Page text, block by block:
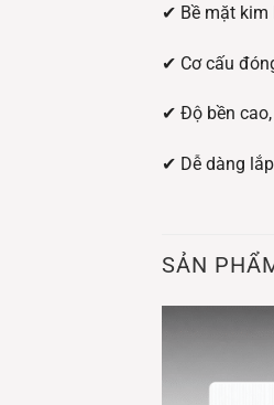
✔ Bề mặt kim
✔ Cơ cấu
✔ Độ bền
✔ Dễ dàng
SẢN